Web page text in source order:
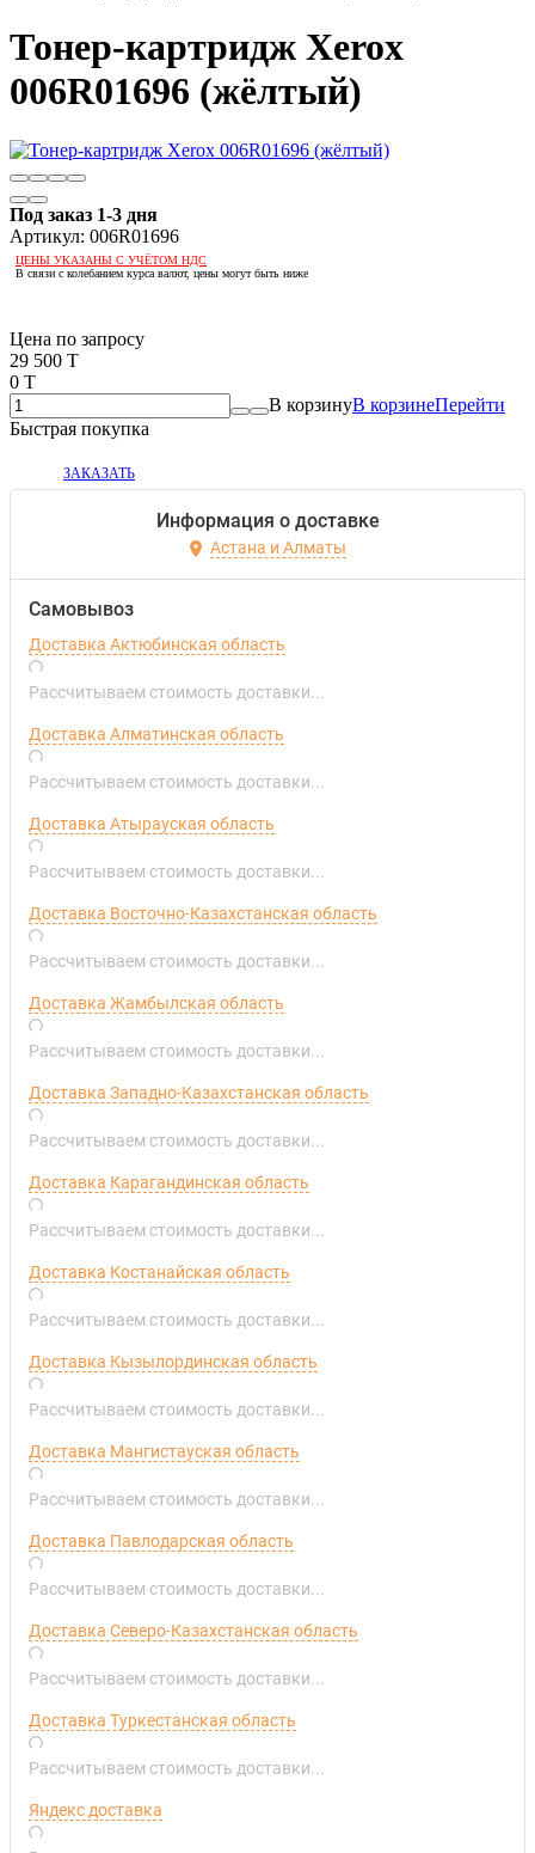
Тонер-картридж Xerox
006R01696 (жёлтый)
Под заказ 1-3 дня
Артикул: 006R01696
ЦЕНЫ УКАЗАНЫ С УЧЁТОМ НДС
В связи с колебанием курса валют, цены могут быть ниже
Цена по запросу
29 500 T
0 T
В корзинуВ корзинеПерейти
Быстрая покупка
ЗАКАЗАТЬ
Информация о доставке
Астана и Алматы
Самовывоз
Доставка Актюбинская область
Рассчитываем стоимость доставки...
Доставка Алматинская область
Рассчитываем стоимость доставки...
Доставка Атырауская область
Рассчитываем стоимость доставки...
Доставка Восточно-Казахстанская область
Рассчитываем стоимость доставки...
Доставка Жамбылская область
Рассчитываем стоимость доставки...
Доставка Западно-Казахстанская область
Рассчитываем стоимость доставки...
Доставка Карагандинская область
Рассчитываем стоимость доставки...
Доставка Костанайская область
Рассчитываем стоимость доставки...
Доставка Кызылординская область
Рассчитываем стоимость доставки...
Доставка Мангистауская область
Рассчитываем стоимость доставки...
Доставка Павлодарская область
Рассчитываем стоимость доставки...
Доставка Северо-Казахстанская область
Рассчитываем стоимость доставки...
Доставка Туркестанская область
Рассчитываем стоимость доставки...
Яндекс доставка